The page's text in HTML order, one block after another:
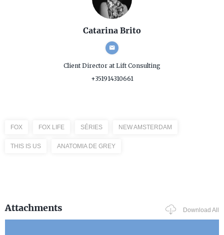
Catarina Brito
Client Director at Lift Consulting
+351914310661
FOX FOX LIFE SÉRIES NEW AMSTERDAM
THIS IS US ANATOMIA DE GREY
Attachments Download All